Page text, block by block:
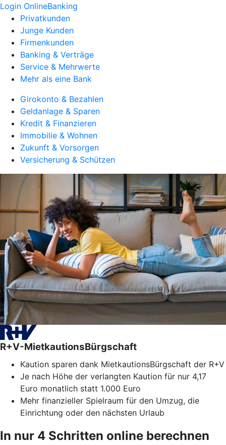
Login OnlineBanking
Privatkunden
Junge Kunden
Firmenkunden
Banking & Verträge
Service & Mehrwerte
Mehr als eine Bank
Girokonto & Bezahlen
Geldanlage & Sparen
Kredit & Finanzieren
Immobilie & Wohnen
Zukunft & Vorsorgen
Versicherung & Schützen
R+V-MietkautionsBürgschaft
Kaution sparen dank MietkautionsBürgschaft der R+V
Je nach Höhe der verlangten Kaution für nur 4,17
Euro monatlich statt 1.000 Euro
Mehr finanzieller Spielraum für den Umzug, die
Einrichtung oder den nächsten Urlaub
In nur 4 Schritten online berechnen